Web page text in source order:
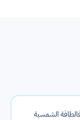
الشمسية